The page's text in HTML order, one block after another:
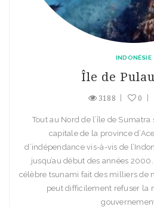
INDONÉSIE
Île de
3188 0
Tout au Nord de l’île de
capitale de la province
d’indépendance vis-à-vis de
jusqu’au début des années
célèbre tsunami fait des milliers de
peut difficilement refuser la